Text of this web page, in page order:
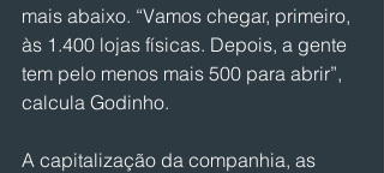
mais abaixo. “Vamos chegar, primeiro,
às 1.400 lojas físicas. Depois, a gente
tem pelo menos mais 500 para abrir”,
calcula Godinho.
A capitalização da companhia, as